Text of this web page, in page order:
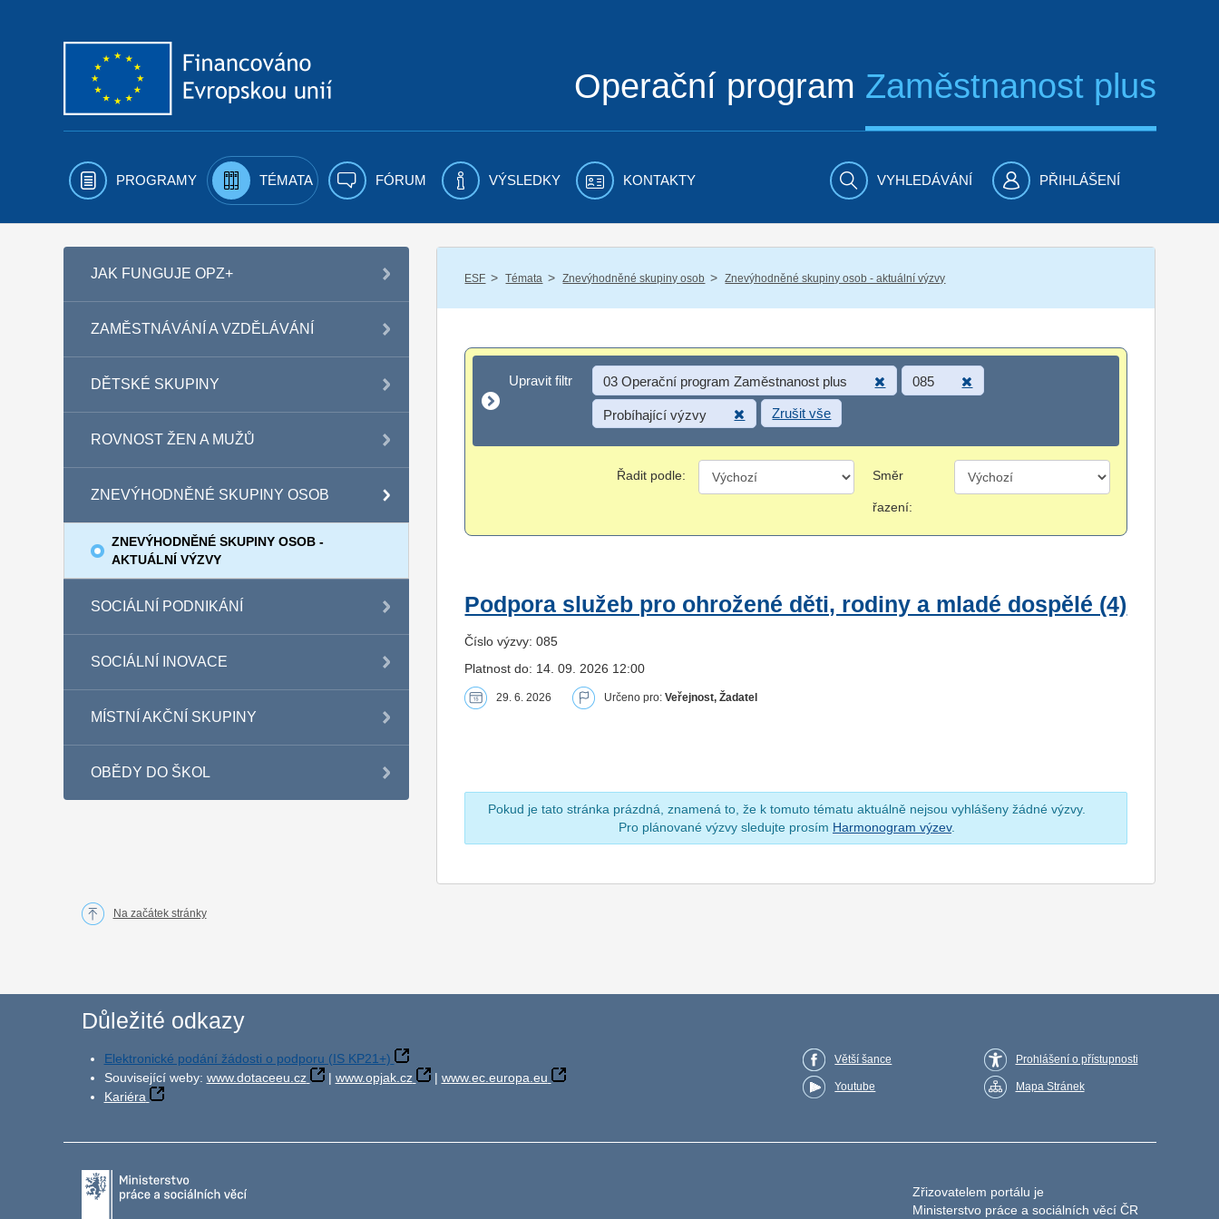
Operační program Zaměstnanost plus
PROGRAMY TÉMATA FÓRUM VÝSLEDKY KONTAKTY VYHLEDÁVÁNÍ PŘIHLÁŠENÍ
JAK FUNGUJE OPZ+
ZAMĚSTNÁVÁNÍ A VZDĚLÁVÁNÍ
DĚTSKÉ SKUPINY
ROVNOST ŽEN A MUŽŮ
ZNEVÝHODNĚNÉ SKUPINY OSOB
ZNEVÝHODNĚNÉ SKUPINY OSOB -
AKTUÁLNÍ VÝZVY
SOCIÁLNÍ PODNIKÁNÍ
SOCIÁLNÍ INOVACE
MÍSTNÍ AKČNÍ SKUPINY
OBĚDY DO ŠKOL
ESF / Témata / Znevýhodněné skupiny osob / Znevýhodněné skupiny osob - aktuální výzvy
Upravit filtr
Upravit filtr 03 Operační program Zaměstnanost plus 085
Probíhající výzvy Zrušit vše
Řadit podle: Směr
řazení:
Podpora služeb pro ohrožené děti, rodiny a mladé dospělé (4)
Číslo výzvy: 085
Platnost do: 14. 09. 2026 12:00
29. 6. 2026 Určeno pro:Veřejnost, Žadatel
Pokud je tato stránka prázdná, znamená to, že k tomuto tématu aktuálně nejsou vyhlášeny žádné výzvy.
Pro plánované výzvy sledujte prosím Harmonogram výzev.
Na začátek stránky
Důležité odkazy
Elektronické podání žádosti o podporu (IS KP21+)
Související weby: www.dotaceeu.cz | www.opjak.cz | www.ec.europa.eu
Kariéra
Větší šance
Youtube
Prohlášení o přístupnosti
Mapa Stránek
Zřizovatelem portálu je
Ministerstvo práce a sociálních věcí ČR